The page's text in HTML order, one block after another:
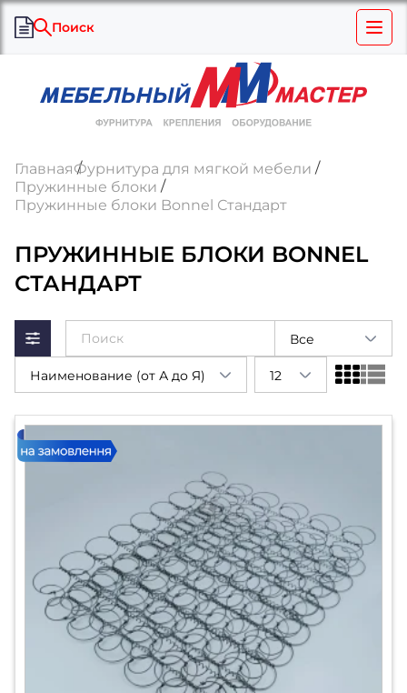
Поиск
ГлавнаяФурнитура для мягкой мебели
Пружинные блоки
Пружинные блоки Bonnel Стандарт
ПРУЖИННЫЕ БЛОКИ BONNEL
СТАНДАРТ
Все
Наименование (от А до Я) 12